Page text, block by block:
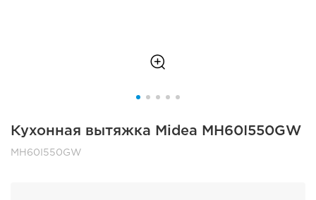
Кухонная вытяжка Midea MH60I550GW
MH60I550GW